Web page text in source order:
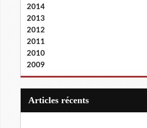
2014
2013
2012
2011
2010
2009
articles récents